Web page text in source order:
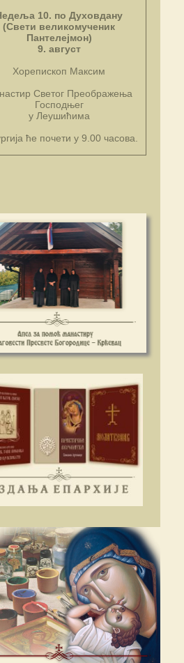
10. по Духовдану
(Свети великомученик
Пантелејмон)
9. август
Хорепископ Максим
Светог Преображења
Господњег
у Леушићима
ће почети у 9.00 часова.